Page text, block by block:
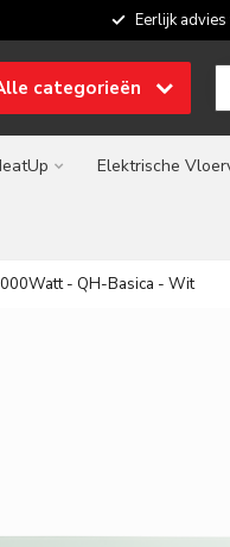
Eerlijk
categorieën
Elektrische
- QH-Basica - Wit